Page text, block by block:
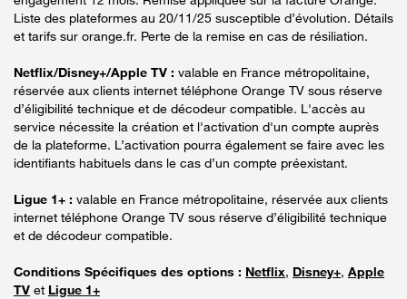
Liste des plateformes au 20/11/25 susceptible d’évolution. Détails
et tarifs sur orange.fr. Perte de la remise en cas de résiliation.
Netflix/Disney+/Apple TV : valable en France métropolitaine,
réservée aux clients internet téléphone Orange TV sous réserve
d’éligibilité technique et de décodeur compatible. L'accès au
service nécessite la création et l'activation d'un compte auprès
de la plateforme. L’activation pourra également se faire avec les
identifiants habituels dans le cas d’un compte préexistant.
Ligue 1+ : valable en France métropolitaine, réservée aux clients
internet téléphone Orange TV sous réserve d’éligibilité technique
et de décodeur compatible.
Conditions Spécifiques des options : Netflix, Disney+, Apple
TV et Ligue 1+